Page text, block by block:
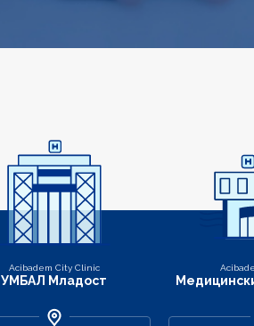
Acibadem City Clinic
УМБАЛ Младост